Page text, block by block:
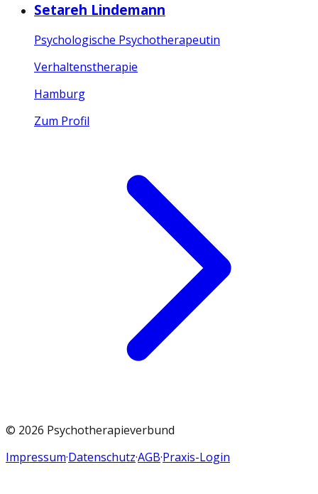
Setareh Lindemann
Psychologische Psychotherapeutin
Verhaltenstherapie
Hamburg
Zum Profil
© 2026 Psychotherapieverbund
Impressum·Datenschutz·AGB·Praxis-Login